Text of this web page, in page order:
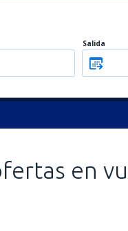
Salida
en